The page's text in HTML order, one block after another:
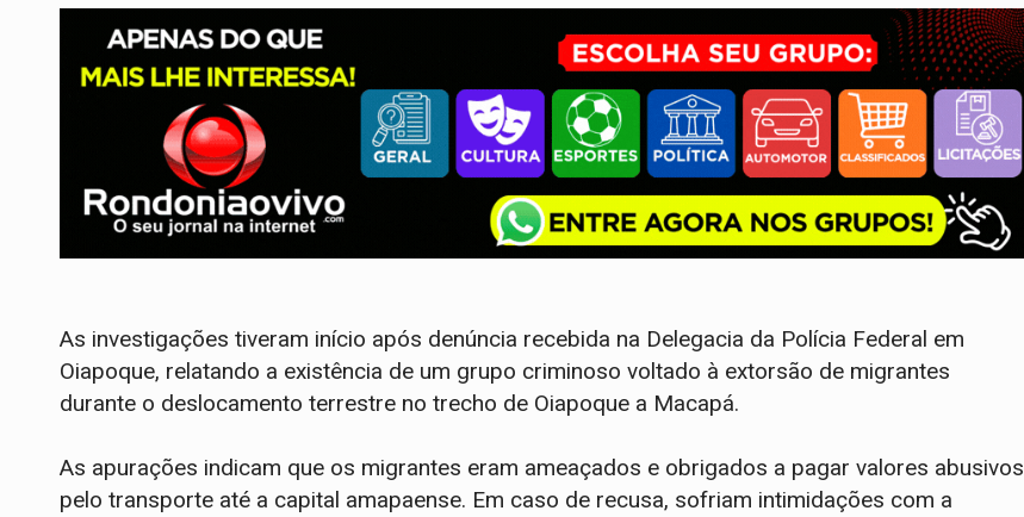
As investigações tiveram início após denúncia recebida na Delegacia da Polícia Federal em
Oiapoque, relatando a existência de um grupo criminoso voltado à extorsão de migrantes
durante o deslocamento terrestre no trecho de Oiapoque a Macapá.
As apurações indicam que os migrantes eram ameaçados e obrigados a pagar valores abusivos
pelo transporte até a capital amapaense. Em caso de recusa, sofriam intimidações com a